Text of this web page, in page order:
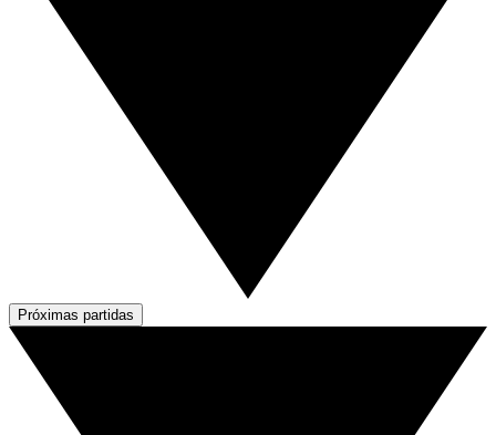
Próximas partidas